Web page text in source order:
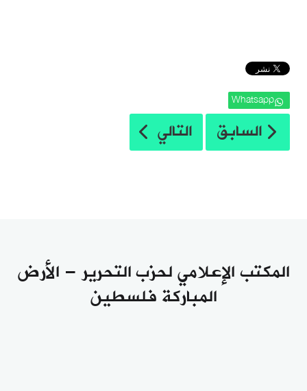
Whatsapp
المقال السابق: دعوة عامة: ندوة
السابق المقال التالي: شباب حزب
التالي
المكتب الإعلامي لحزب التحرير - الأرض
المباركة فلسطين